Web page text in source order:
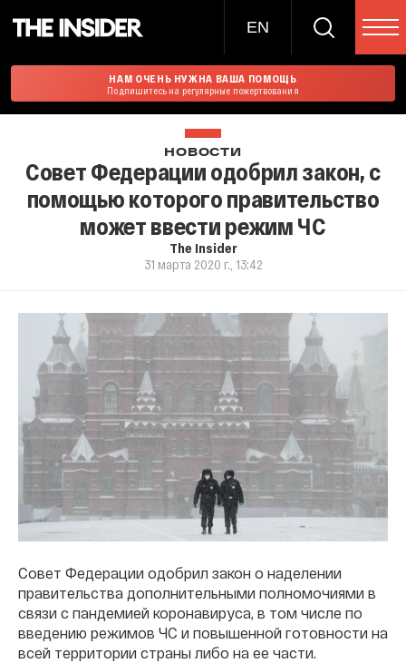
EN
НАМ ОЧЕНЬ НУЖНА ВАША ПОМОЩЬ
Подпишитесь на регулярные пожертвования
НОВОСТИ
Совет Федерации одобрил закон, с
помощью которого правительство
может ввести режим ЧС
The Insider
31 марта 2020 г., 13:42
Совет Федерации одобрил закон о наделении
правительства дополнительными полномочиями в
связи с пандемией коронавируса, в том числе по
введению режимов ЧС и повышенной готовности на
всей территории страны либо на ее части.